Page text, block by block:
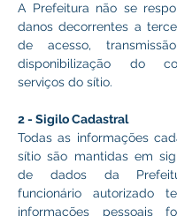
A Prefeitura não se
danos decorrentes a
de acesso,
disponibilização do
serviços do sítio.
2 - Sigilo Cadastral
Todas as informações
sítio são mantidas em
de dados da
funcionário autorizado
informações pessoais